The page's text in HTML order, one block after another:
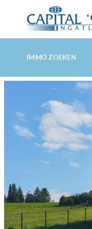
SKIP
PRIMARY
SKIP
SECONDARY
IMMO ZOEKEN